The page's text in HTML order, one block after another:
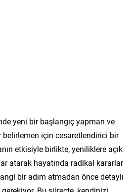
yeni bir başlangıç yapman ve
belirlemen için cesaretlendirici bir
etkisiyle birlikte, yeniliklere açık
atarak hayatında radikal kararlar
bir adım atmadan önce detaylı